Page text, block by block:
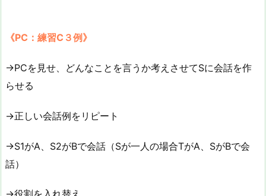
《PC：練習C３例》
→PCを見せ、どんなことを言うか考えさせてSに会話を作
らせる
→正しい会話例をリピート
→S1がA、S2がBで会話（Sが一人の場合TがA、SがBで会
話）